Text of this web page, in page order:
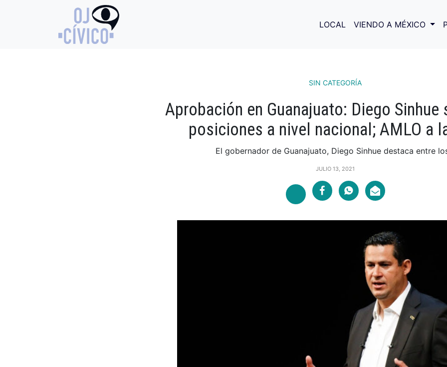
LOCAL VIENDO A MÉXICO
SIN CATEGORÍA
Aprobación en Guanajuato: Diego Sinhue
posiciones a nivel nacional; AMLO a
El gobernador de Guanajuato, Diego Sinhue destaca entre
JULIO 13, 2021